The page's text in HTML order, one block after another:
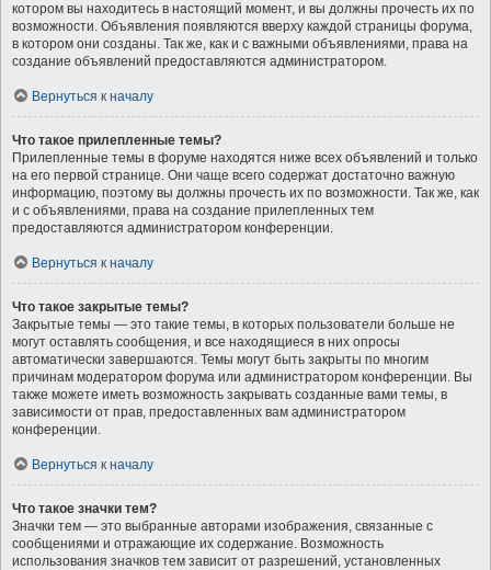
котором вы находитесь в настоящий момент, и вы должны прочесть их по
возможности. Объявления появляются вверху каждой страницы форума,
в котором они созданы. Так же, как и с важными объявлениями, права на
создание объявлений предоставляются администратором.
Вернуться к началу
Что такое прилепленные темы?
Прилепленные темы в форуме находятся ниже всех объявлений и только
на его первой странице. Они чаще всего содержат достаточно важную
информацию, поэтому вы должны прочесть их по возможности. Так же, как
и с объявлениями, права на создание прилепленных тем
предоставляются администратором конференции.
Вернуться к началу
Что такое закрытые темы?
Закрытые темы — это такие темы, в которых пользователи больше не
могут оставлять сообщения, и все находящиеся в них опросы
автоматически завершаются. Темы могут быть закрыты по многим
причинам модератором форума или администратором конференции. Вы
также можете иметь возможность закрывать созданные вами темы, в
зависимости от прав, предоставленных вам администратором
конференции.
Вернуться к началу
Что такое значки тем?
Значки тем — это выбранные авторами изображения, связанные с
сообщениями и отражающие их содержание. Возможность
использования значков тем зависит от разрешений, установленных